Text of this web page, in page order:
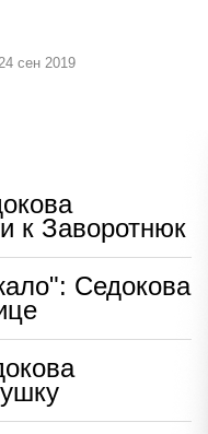
сен 2019
к Заворотнюк
Седокова